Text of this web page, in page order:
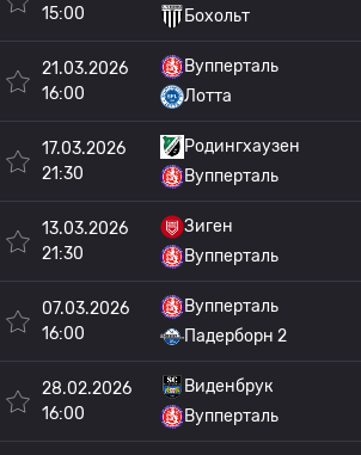
15:00
Бохольт
21.03.2026
16:00
Вупперталь
Лотта
17.03.2026
21:30
Родингхаузен
Вупперталь
13.03.2026
21:30
Зиген
Вупперталь
07.03.2026
16:00
Вупперталь
Падерборн 2
28.02.2026
16:00
Виденбрук
Вупперталь